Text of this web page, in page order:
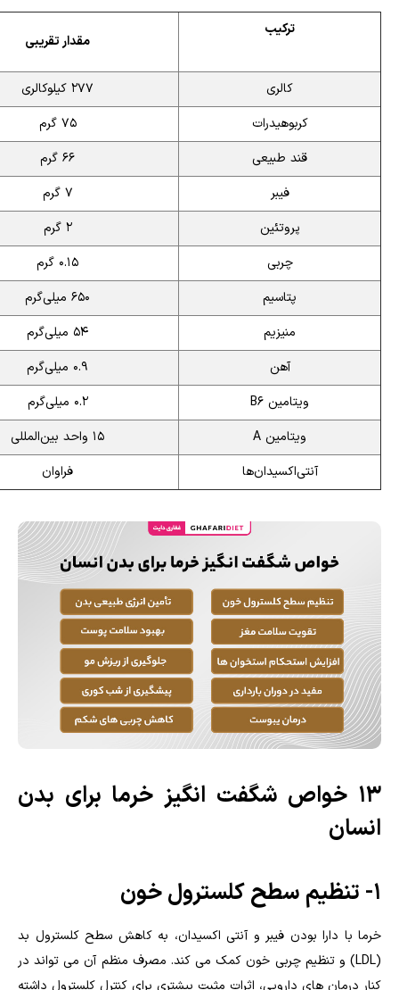
ترکیب
مقدار تقریبی
کالری
۲۷۷ کیلوکالری
کربوهیدرات
۷۵ گرم
قند طبیعی
۶۶ گرم
فیبر
۷ گرم
پروتئین
۲ گرم
چربی
۰.۱۵ گرم
پتاسیم
۶۵۰ میلی‌گرم
منیزیم
۵۴ میلی‌گرم
آهن
۰.۹ میلی‌گرم
ویتامین B6
۰.۲ میلی‌گرم
ویتامین A
۱۵ واحد بین‌المللی
آنتی‌اکسیدان‌ها
فراوان
13 خواص شگفت انگیز خرما برای بدن
انسان
1- تنظیم سطح کلسترول خون
خرما با دارا بودن فیبر و آنتی اکسیدان، به کاهش سطح کلسترول بد
(LDL) و تنظیم چربی خون کمک می کند. مصرف منظم آن می تواند در
کنار درمان های دارویی، اثرات مثبت بیشتری برای کنترل کلسترول داشته